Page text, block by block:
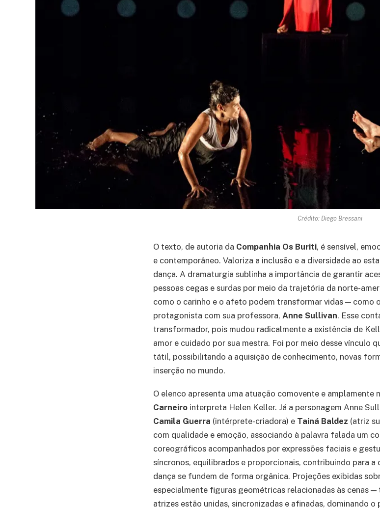
Crédito: Diego Bressani
O texto, de autoria da Companhia Os Buriti, é sensível,
e contemporâneo. Valoriza a inclusão e a diversidade ao
dança. A dramaturgia sublinha a importância de garantir
pessoas cegas e surdas por meio da trajetória da norte-
como o carinho e o afeto podem transformar vidas — como
protagonista com sua professora, Anne Sullivan. Esse
transformador, pois mudou radicalmente a existência de
amor e cuidado por sua mestra. Foi por meio desse vínculo
tátil, possibilitando a aquisição de conhecimento, novas
inserção no mundo.
O elenco apresenta uma atuação comovente e amplamente
Carneiro interpreta Helen Keller. Já a personagem Anne
Camila Guerra (intérprete-criadora) e Tainá Baldez (atriz
com qualidade e emoção, associando à palavra falada um
coreográficos acompanhados por expressões faciais e
síncronos, equilibrados e proporcionais, contribuindo para a
dança se fundem de forma orgânica. Projeções exibidas
especialmente figuras geométricas relacionadas às cenas —
atrizes estão unidas, sincronizadas e afinadas, dominando